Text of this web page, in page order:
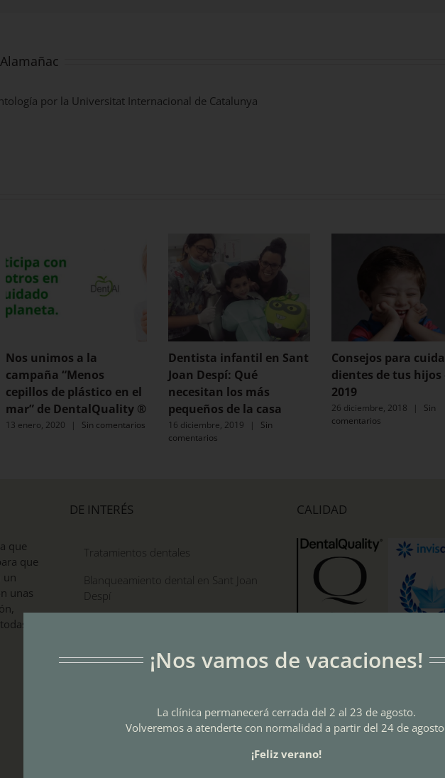
por la Universitat Internacional de Catalunya
Nos unimos a la
campaña “Menos
cepillos de plástico en el
mar” de DentalQuality ®
13 enero, 2020 | Sin comentarios
Dentista infantil en Sant
Joan Despí: Qué
necesitan los más
pequeños de la casa
16 diciembre, 2019 |
Sin
comentarios
Consejos para
dientes de tus hijos
2019
26 diciembre, 2018 |
Sin
comentarios
que
que
un
unas
las
DE INTERÉS
Tratamientos dentales
Blanqueamiento dental en Sant Joan
Despí
Implantes dentales en Sant Joan Despí
Odontopediatría en Sant Joan Despí
CALIDAD
¡Nos vamos de vacaciones!
La clínica permanecerá cerrada del 2 al 23 de agosto.
Volveremos a atenderte con normalidad a partir del 24 de
¡Feliz verano!